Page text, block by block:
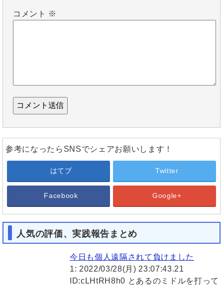
コメント ※
参考になったらSNSでシェアお願いします！
はてブ Twitter
Facebook Google+
人気の評価、実践報告まとめ
今日も個人遠隔されて負けました
1: 2022/03/28(月) 23:07:43.21
ID:cLHtRH8h0 とあるのミドルを打って